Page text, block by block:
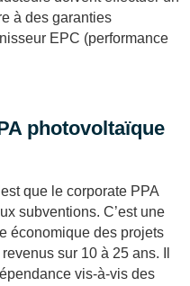
à des garanties
EPC (performance
photovoltaïque
que le corporate PPA
subventions. C’est une
économique des projets
sur 10 à 25 ans. Il
vis-à-vis des